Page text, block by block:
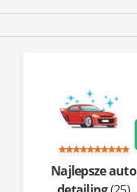
Najlepsze auto